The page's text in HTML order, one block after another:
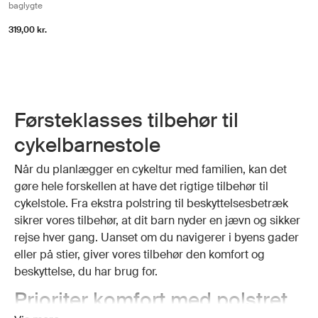
baglygte
319,00 kr.
Førsteklasses tilbehør til
cykelbarnestole
Når du planlægger en cykeltur med familien, kan det
gøre hele forskellen at have det rigtige tilbehør til
cykelstole. Fra ekstra polstring til beskyttelsesbetræk
sikrer vores tilbehør, at dit barn nyder en jævn og sikker
rejse hver gang. Uanset om du navigerer i byens gader
eller på stier, giver vores tilbehør den komfort og
beskyttelse, du har brug for.
Prioriter komfort med polstret